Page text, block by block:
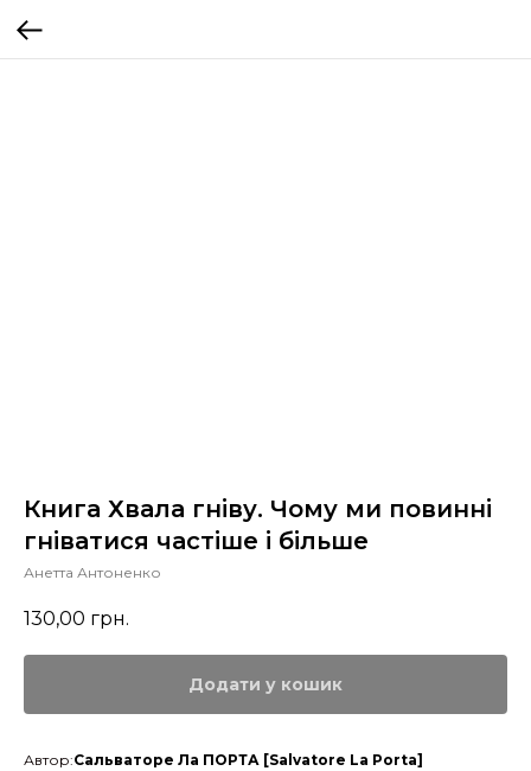
Книга Хвала гніву. Чому ми повинні
гніватися частіше і більше
Анетта Антоненко
130,00 грн.
Додати у кошик
Автор:Сальваторе Ла ПОРТА [Salvatore La Porta]